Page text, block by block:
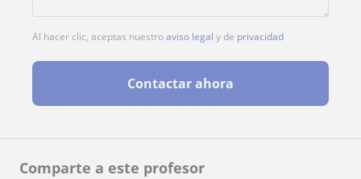
Comparte a este profesor
Al hacer clic, aceptas nuestroaviso legal y de privacidad
Contactar ahora